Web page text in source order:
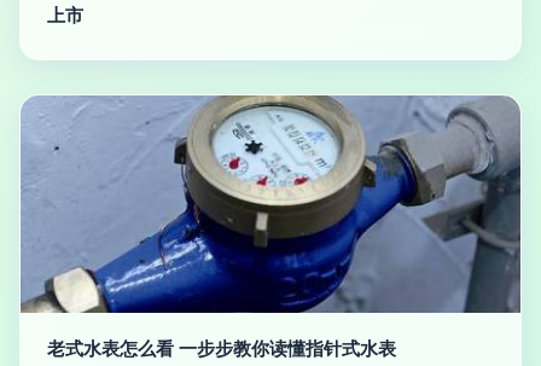
上市
老式水表怎么看 一步步教你读懂指针式水表